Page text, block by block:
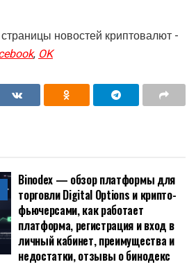
потеряла не менее $190 млн из-
к вопросам безопасности.
попадались на фишинг и
трейдинговой фирмы Кэролайн
поделилась списком вещей,
на Криптовалюта.Tech в
новостей криптовалют -
,OK